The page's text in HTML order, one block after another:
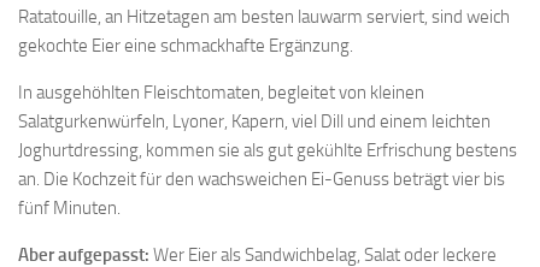
Ratatouille, an Hitzetagen am besten lauwarm serviert, sind weich
gekochte Eier eine schmackhafte Ergänzung.
In ausgehöhlten Fleischtomaten, begleitet von kleinen
Salatgurkenwürfeln, Lyoner, Kapern, viel Dill und einem leichten
Joghurtdressing, kommen sie als gut gekühlte Erfrischung bestens
an. Die Kochzeit für den wachsweichen Ei-Genuss beträgt vier bis
fünf Minuten.
Aber aufgepasst: Wer Eier als Sandwichbelag, Salat oder leckere